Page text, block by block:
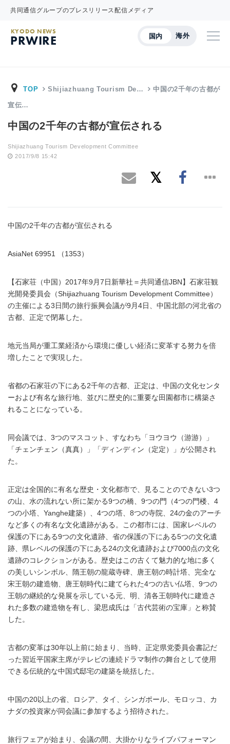
共同通信グループのプレスリリース配信メディア
国内 海外
KYODO NEWS
PRWIRE
TOP Shijiazhuang Tourism De… 中国の2千年の古都が
宣伝…
中国の2千年の古都が宣伝される
Shijiazhuang Tourism Development Committee
2017/9/8 15:42
中国の2千年の古都が宣伝される
AsiaNet 69951 （1353）
【石家荘（中国）2017年9月7日新華社＝共同通信JBN】石家荘観
光開発委員会（Shijiazhuang Tourism Development Committee）
の主催による3日間の旅行振興会議が9月4日、中国北部の河北省の
古都、正定で閉幕した。
地元当局が重工業経済から環境に優しい経済に変革する努力を倍
増したことで実現した。
省都の石家荘の下にある2千年の古都、正定は、中国の文化センタ
ーおよび有名な旅行地、並びに歴史的に重要な田園都市に構築さ
れることになっている。
同会議では、3つのマスコット、すなわち「ヨウヨウ（游游）」
「チェンチェン（真真）」「ディンディン（定定）」が公開され
た。
正定は全国的に有名な歴史・文化都市で、見ることのできない3つ
の山、水の流れない所に架かる9つの橋、9つの門（4つの門楼、4
つの小塔、Yanghe建築）、4つの塔、8つの寺院、24の金のアーチ
など多くの有名な文化遺跡がある。この都市には、国家レベルの
保護の下にある9つの文化遺跡、省の保護の下にある5つの文化遺
跡、県レベルの保護の下にある24の文化遺跡および7000点の文化
遺跡のコレクションがある。歴史はこの古くて魅力的な地に多く
の美しいシンボル、隋王朝の龍蔵寺碑、唐王朝の時計塔、完全な
宋王朝の建造物、唐王朝時代に建てられた4つの古い仏塔、9つの
王朝の継続的な発展を示している元、明、清各王朝時代に建造さ
れた多数の建造物を有し、梁思成氏は「古代芸術の宝庫」と称賛
した。
古都の変革は30年以上前に始まり、当時、正定県党委員会書記だ
った習近平国家主席がテレビの連続ドラマ制作の舞台として使用
できる伝統的な中国式邸宅の建築を統括した。
中国の20以上の省、ロシア、タイ、シンガポール、モロッコ、カ
ナダの投資家が同会議に参加するよう招待された。
旅行フェアが始まり、会議の間、大掛かりなライブパフォーマン